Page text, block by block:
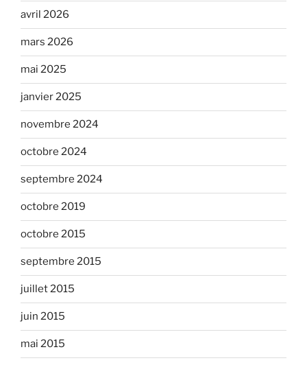
avril 2026
mars 2026
mai 2025
janvier 2025
novembre 2024
octobre 2024
septembre 2024
octobre 2019
octobre 2015
septembre 2015
juillet 2015
juin 2015
mai 2015